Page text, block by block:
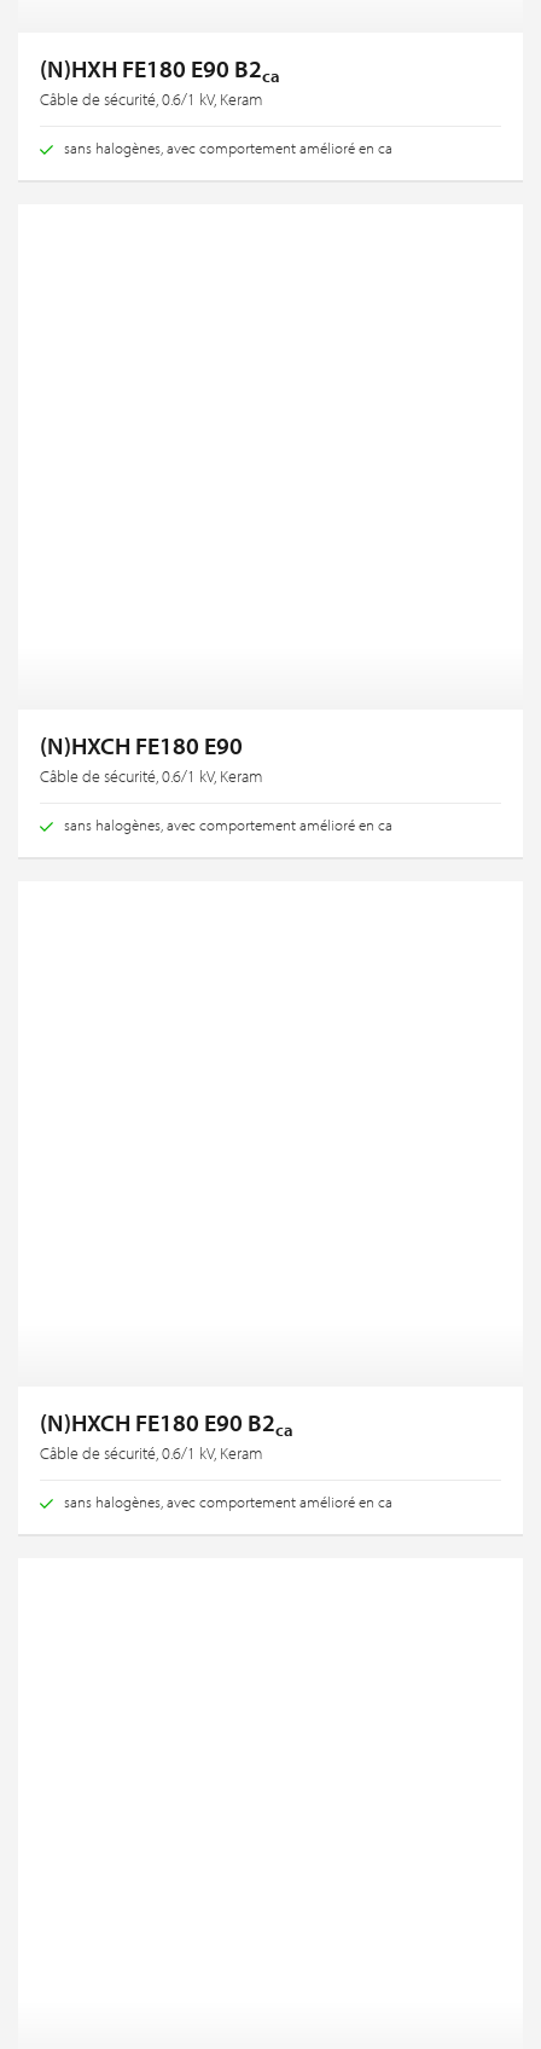
(N)HXH FE180 E90 B2ca
Câble de sécurité, 0.6/1 kV, Keram
sans halogènes, avec comportement amélioré en ca
(N)HXCH FE180 E90
Câble de sécurité, 0.6/1 kV, Keram
sans halogènes, avec comportement amélioré en ca
(N)HXCH FE180 E90 B2ca
Câble de sécurité, 0.6/1 kV, Keram
sans halogènes, avec comportement amélioré en ca